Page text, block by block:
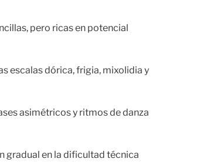
pero ricas en potencial
escalas dórica, frigia, mixolidia y
asimétricos y ritmos de danza
gradual en la dificultad técnica